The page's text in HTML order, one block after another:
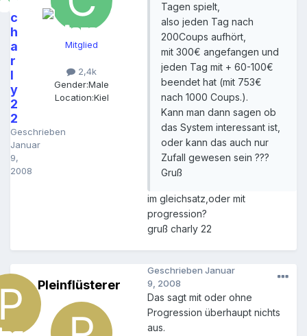
c
h
a
r
l
y
2
2
Geschrieben
Januar
9,
2008
Mitglied
2,4k
Gender:Male
Location:Kiel
Tagen spielt,
also jeden Tag nach
200Coups aufhört,
mit 300€ angefangen und
jeden Tag mit + 60-100€
beendet hat (mit 753€
nach 1000 Coups.).
Kann man dann sagen ob
das System interessant ist,
oder kann das auch nur
Zufall gewesen sein ???
Gruß
im gleichsatz,oder mit
progression?
gruß charly 22
Pleinflüsterer
Geschrieben Januar
9, 2008
Das sagt mit oder ohne
Progression überhaupt nichts
aus.